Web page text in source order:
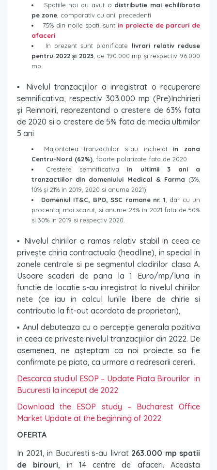
Spatiile noi au avut o distributie mai echilibrata
pe zone , comparativ cu anii precedenti
75% din noile spatii sunt in proiecte de parcuri de
afaceri
In prezent sunt planificate livrari relativ reduse
pentru 2022 și 2023, de 190.000 mp și respectiv 96.000
mp
▪ Nivelul tranzacțiilor a inregistrat o recuperare
semnificativa, respectiv 303.000 mp (Pre)Inchirieri
și Reinnoiri, reprezentand o crestere de 63% fata
de 2020 si o crestere de 5% fata de media ultimilor
5 ani
Majoritatea tranzactiilor s-au incheiat in zona
Centru-Nord (62%) , foarte polarizate fata de 2020
Crestere semnificativa in ultimii 3 ani a
tranzactiilor din domeniului Medical & Farma (3%,
10% și 21% în 2019, 2020 si anume 2021)
Domeniul IT&C, BPO, SSC ramane nr. 1 , dar cu un
procentaj mai scazut, si anume 23% în 2021 fata de 50%
si 30% in 2019 si respectiv 2020.
▪ Nivelul chiriilor a ramas relativ stabil in ceea ce
privește chiria contractuala (headline), in special in
zonele centrale si pe segmentul cladirilor clasa A.
Usoare scaderi de pana la 1 Euro/mp/luna in
functie de locatie s-au inregistrat la nivelul chiriilor
nete (ce iau in calcul lunile libere de chirie si
contributia la fit-out acordata de proprietari),
▪ Anul debuteaza cu o percepție generala pozitiva
in ceea ce priveste nivelul tranzacțiilor din 2022. De
asemenea, ne așteptam ca noi proiecte sa fie
confirmate pe piata, ca urmare a redresarii cererii.
Descarca studiul ESOP – Update Piata Birourilor in
Bucuresti la inceput de 2022
Download the ESOP study – Bucharest Office
Market Update at the beginning of 2022
OFERTA
In 2021, in Bucuresti s-au livrat 263.000 mp spatii
de birouri, in 14 centre de afaceri. Aceasta